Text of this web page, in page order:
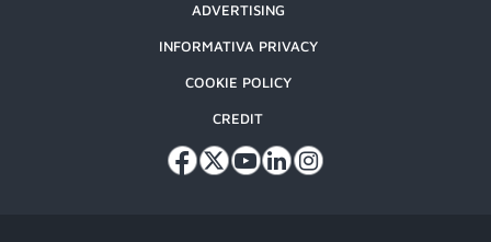
ADVERTISING
INFORMATIVA PRIVACY
COOKIE POLICY
CREDIT